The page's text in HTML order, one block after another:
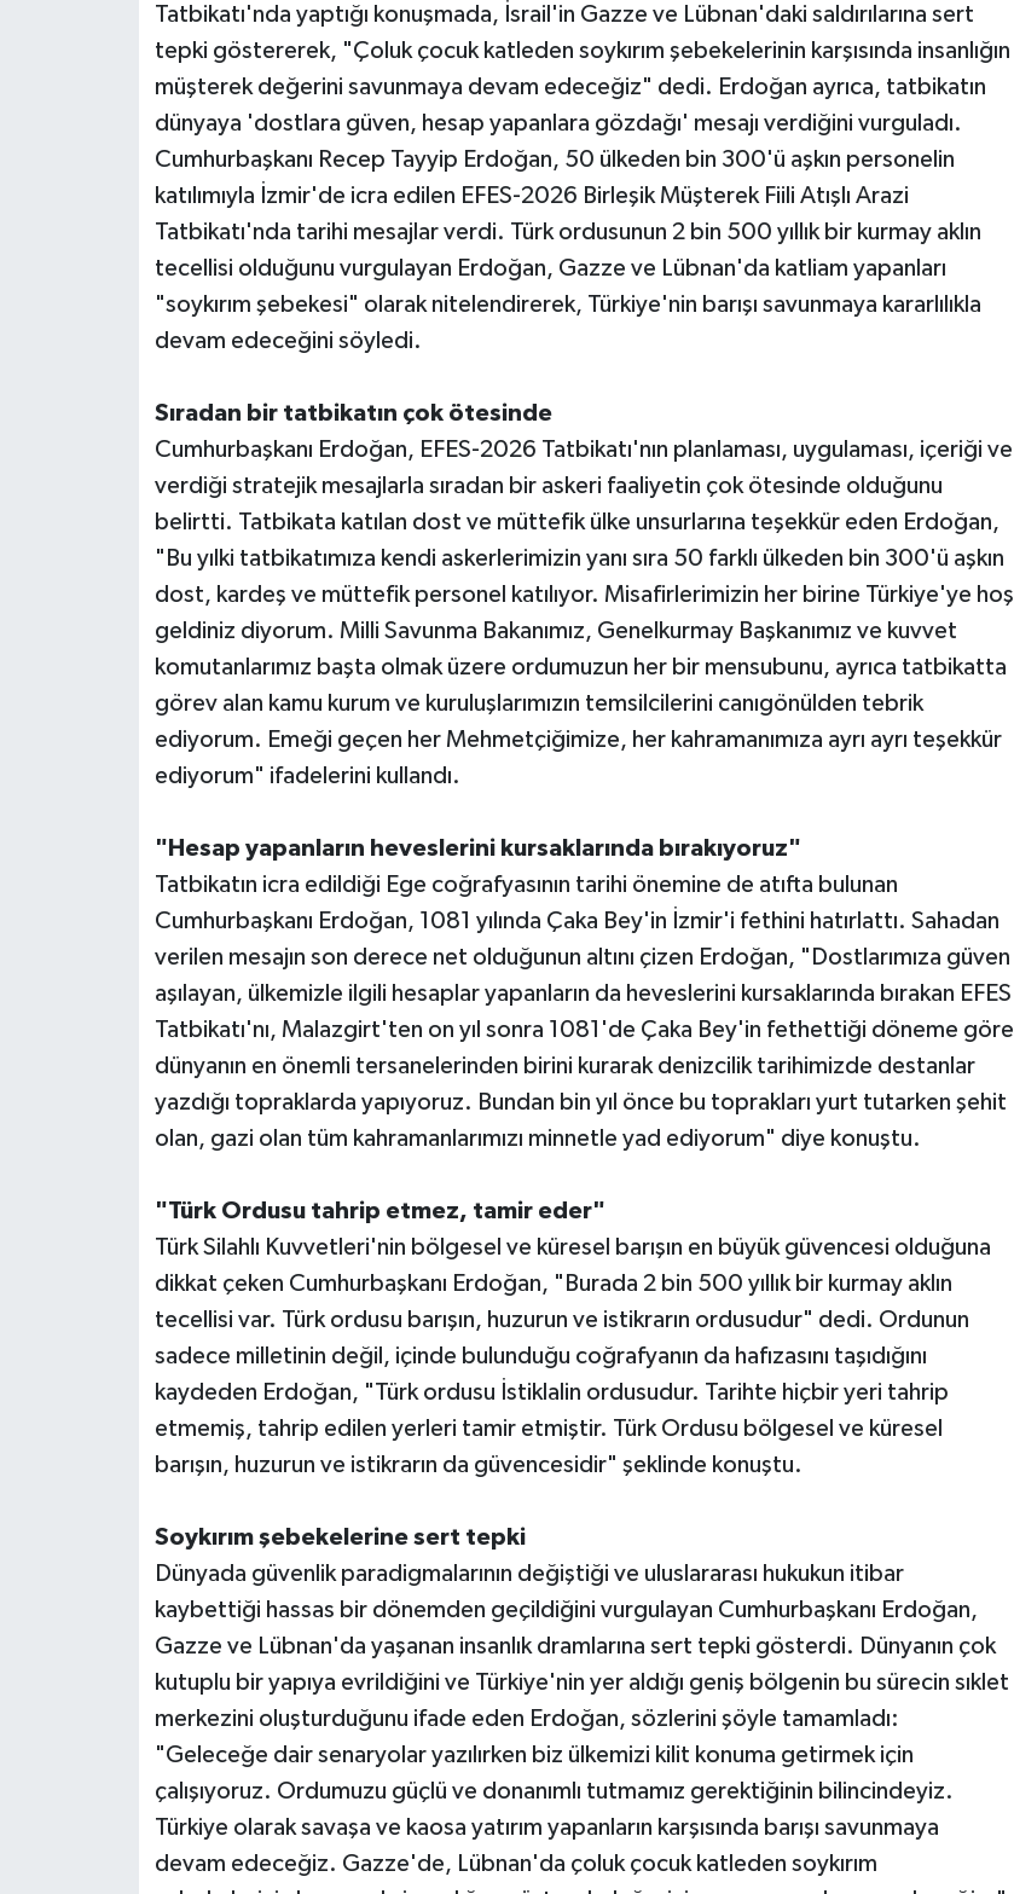
Tatbikatı'nda yaptığı konuşmada, İsrail'in Gazze ve Lübnan'daki saldırılarına sert
tepki göstererek, "Çoluk çocuk katleden soykırım şebekelerinin karşısında insanlığın
müşterek değerini savunmaya devam edeceğiz" dedi. Erdoğan ayrıca, tatbikatın
dünyaya 'dostlara güven, hesap yapanlara gözdağı' mesajı verdiğini vurguladı.
Cumhurbaşkanı Recep Tayyip Erdoğan, 50 ülkeden bin 300'ü aşkın personelin
katılımıyla İzmir'de icra edilen EFES-2026 Birleşik Müşterek Fiili Atışlı Arazi
Tatbikatı'nda tarihi mesajlar verdi. Türk ordusunun 2 bin 500 yıllık bir kurmay aklın
tecellisi olduğunu vurgulayan Erdoğan, Gazze ve Lübnan'da katliam yapanları
"soykırım şebekesi" olarak nitelendirerek, Türkiye'nin barışı savunmaya kararlılıkla
devam edeceğini söyledi.
Sıradan bir tatbikatın çok ötesinde
Cumhurbaşkanı Erdoğan, EFES-2026 Tatbikatı'nın planlaması, uygulaması, içeriği ve
verdiği stratejik mesajlarla sıradan bir askeri faaliyetin çok ötesinde olduğunu
belirtti. Tatbikata katılan dost ve müttefik ülke unsurlarına teşekkür eden Erdoğan,
"Bu yılki tatbikatımıza kendi askerlerimizin yanı sıra 50 farklı ülkeden bin 300'ü aşkın
dost, kardeş ve müttefik personel katılıyor. Misafirlerimizin her birine Türkiye'ye hoş
geldiniz diyorum. Milli Savunma Bakanımız, Genelkurmay Başkanımız ve kuvvet
komutanlarımız başta olmak üzere ordumuzun her bir mensubunu, ayrıca tatbikatta
görev alan kamu kurum ve kuruluşlarımızın temsilcilerini canıgönülden tebrik
ediyorum. Emeği geçen her Mehmetçiğimize, her kahramanımıza ayrı ayrı teşekkür
ediyorum" ifadelerini kullandı.
"Hesap yapanların heveslerini kursaklarında bırakıyoruz"
Tatbikatın icra edildiği Ege coğrafyasının tarihi önemine de atıfta bulunan
Cumhurbaşkanı Erdoğan, 1081 yılında Çaka Bey'in İzmir'i fethini hatırlattı. Sahadan
verilen mesajın son derece net olduğunun altını çizen Erdoğan, "Dostlarımıza güven
aşılayan, ülkemizle ilgili hesaplar yapanların da heveslerini kursaklarında bırakan EFES
Tatbikatı'nı, Malazgirt'ten on yıl sonra 1081'de Çaka Bey'in fethettiği döneme göre
dünyanın en önemli tersanelerinden birini kurarak denizcilik tarihimizde destanlar
yazdığı topraklarda yapıyoruz. Bundan bin yıl önce bu toprakları yurt tutarken şehit
olan, gazi olan tüm kahramanlarımızı minnetle yad ediyorum" diye konuştu.
"Türk Ordusu tahrip etmez, tamir eder"
Türk Silahlı Kuvvetleri'nin bölgesel ve küresel barışın en büyük güvencesi olduğuna
dikkat çeken Cumhurbaşkanı Erdoğan, "Burada 2 bin 500 yıllık bir kurmay aklın
tecellisi var. Türk ordusu barışın, huzurun ve istikrarın ordusudur" dedi. Ordunun
sadece milletinin değil, içinde bulunduğu coğrafyanın da hafızasını taşıdığını
kaydeden Erdoğan, "Türk ordusu İstiklalin ordusudur. Tarihte hiçbir yeri tahrip
etmemiş, tahrip edilen yerleri tamir etmiştir. Türk Ordusu bölgesel ve küresel
barışın, huzurun ve istikrarın da güvencesidir" şeklinde konuştu.
Soykırım şebekelerine sert tepki
Dünyada güvenlik paradigmalarının değiştiği ve uluslararası hukukun itibar
kaybettiği hassas bir dönemden geçildiğini vurgulayan Cumhurbaşkanı Erdoğan,
Gazze ve Lübnan'da yaşanan insanlık dramlarına sert tepki gösterdi. Dünyanın çok
kutuplu bir yapıya evrildiğini ve Türkiye'nin yer aldığı geniş bölgenin bu sürecin sıklet
merkezini oluşturduğunu ifade eden Erdoğan, sözlerini şöyle tamamladı:
"Geleceğe dair senaryolar yazılırken biz ülkemizi kilit konuma getirmek için
çalışıyoruz. Ordumuzu güçlü ve donanımlı tutmamız gerektiğinin bilincindeyiz.
Türkiye olarak savaşa ve kaosa yatırım yapanların karşısında barışı savunmaya
devam edeceğiz. Gazze'de, Lübnan'da çoluk çocuk katleden soykırım